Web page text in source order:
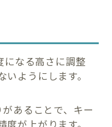
になる高さに調整
ようにします。
あることで、キー
が上がります。